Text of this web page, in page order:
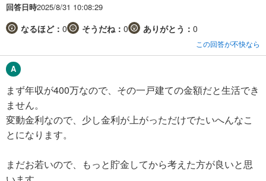
回答日時2025/8/31 10:08:29
なるほど： 0 そうだね： 0 ありがとう： 0
この回答が不快なら
まず年収が400万なので、その一戸建ての金額だと生活でき
ません。
変動金利なので、少し金利が上がっただけでたいへんなこ
とになります。
まだお若いので、もっと貯金してから考えた方が良いと思